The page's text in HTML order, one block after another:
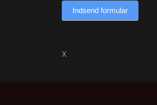
Indsend formular
X